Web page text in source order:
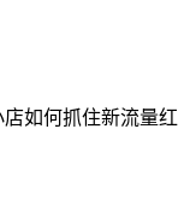
如何抓住新流量红